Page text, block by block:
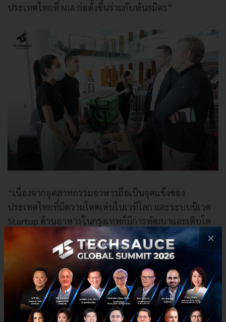
ประเทศไทยที่ NIA ก่อตั้งขึ้นร่วมกับพันธมิตร”
“เนื่องจากอุตสาหกรรมอาหารถือเป็นจุดแข็งของ
ประเทศไทยที่มีความโดดเด่นในเวทีโลก และระบบนิเวศ
Startup ด้านอาหารในกรุงเทพก็มีการพัฒนาและเติบโต
อย่างต่อเนื่อง ดังนั้น NIA ในฐานะหน่วยงานหลักในการขับ
เคลื่อนนวัตกรรมของชาติ มีหน้าที่เป็น “บูรณากรระบบ”
ที่จะเชื่อมระบบนิเวศสตาร์ทอัพประเทศไทยไปสู่ Startup
ระดับโลก และด้วยความร่วมมือนี้จะช่วยขับเคลื่อน
ประเทศไทยให้กลายเป็นศูนย์กลางเทคโนโลยีด้านอาหาร
ระดับโลก และสร้างกรุงเทพฯ ให้เป็น “Food Tech
×